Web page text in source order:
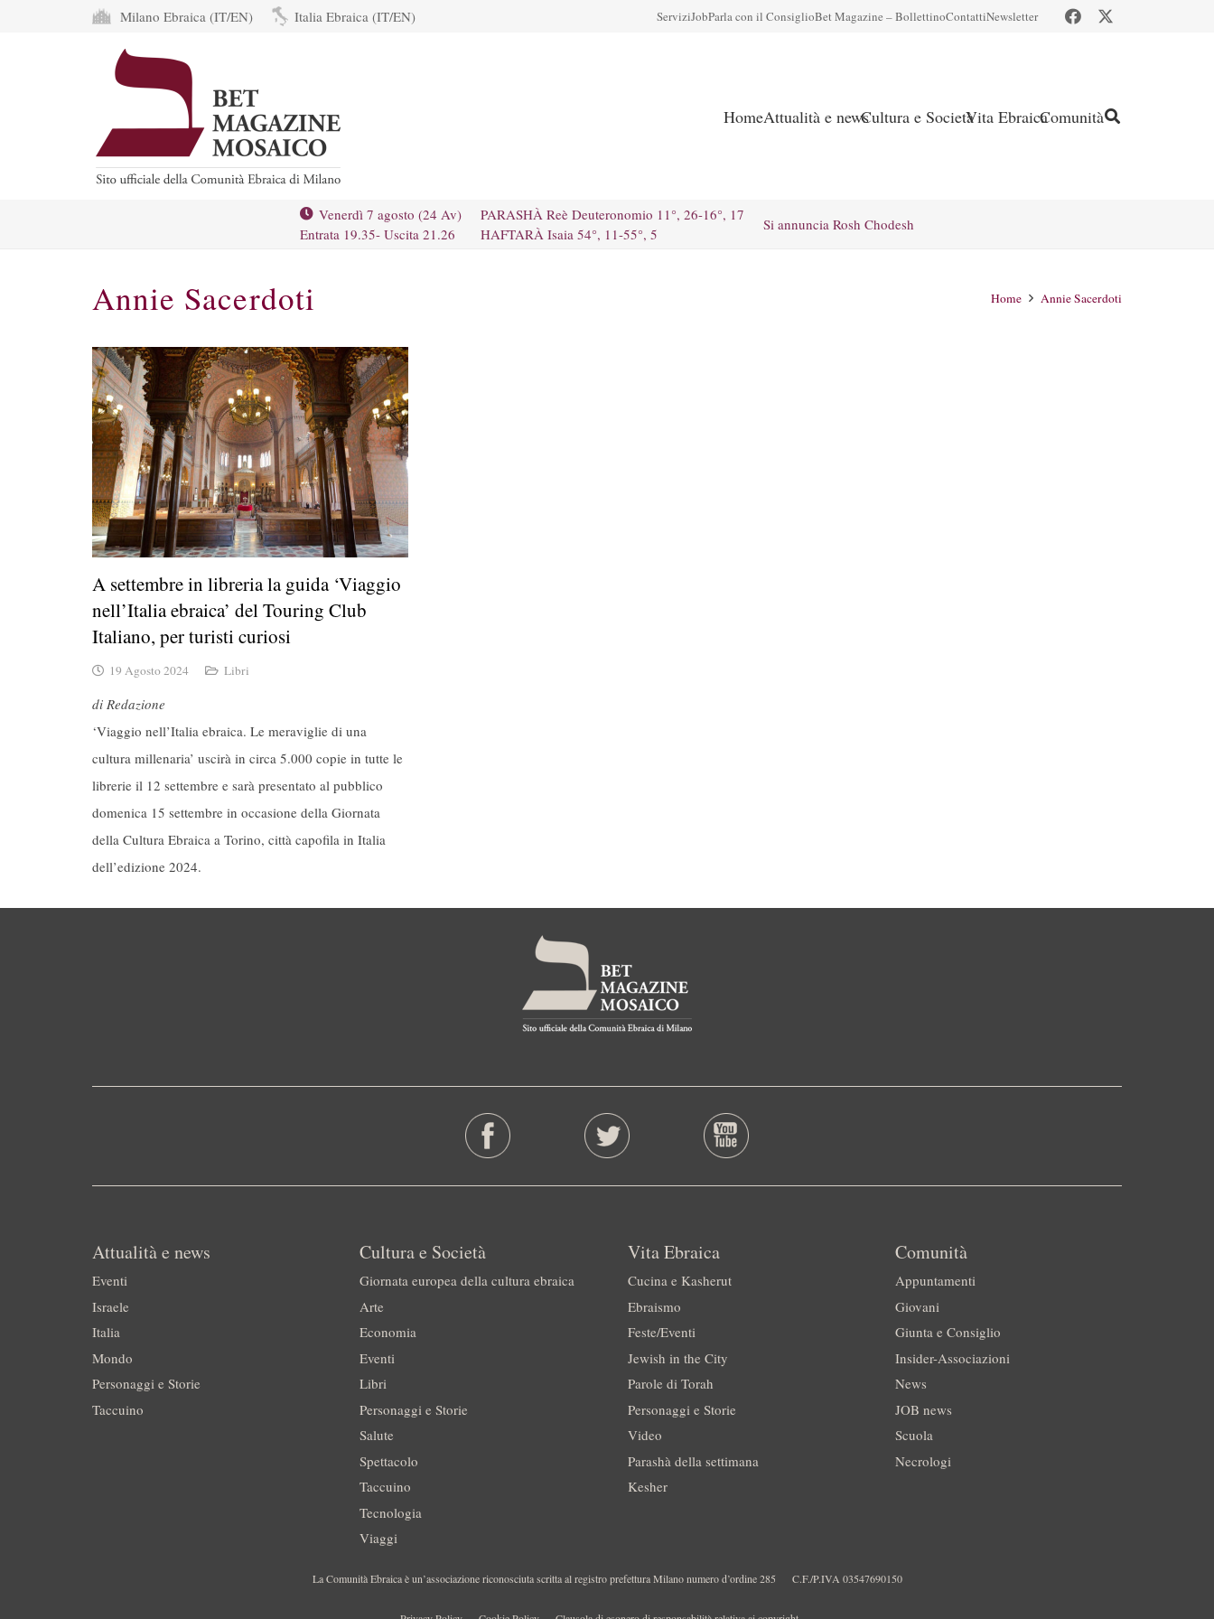
Milano Ebraica (IT/EN) Italia Ebraica (IT/EN) ServiziJobParla con il ConsiglioBet Magazine – BollettinoContattiNewsletter
HomeAttualità e newsCultura e SocietàVita EbraicaComunità
Venerdì 7 agosto (24 Av)
Entrata 19.35- Uscita 21.26
PARASHÀ Reè Deuteronomio 11°, 26-16°, 17
HAFTARÀ Isaia 54°, 11-55°, 5
Si annuncia Rosh Chodesh
Annie Sacerdoti Home Annie Sacerdoti
A settembre in libreria la guida ‘Viaggio
nell’Italia ebraica’ del Touring Club
Italiano, per turisti curiosi
19 Agosto 2024 Libri
di Redazione
‘Viaggio nell’Italia ebraica. Le meraviglie di una
cultura millenaria’ uscirà in circa 5.000 copie in tutte le
librerie il 12 settembre e sarà presentato al pubblico
domenica 15 settembre in occasione della Giornata
della Cultura Ebraica a Torino, città capofila in Italia
dell’edizione 2024.
Attualità e news
Eventi
Israele
Italia
Mondo
Personaggi e Storie
Taccuino
Cultura e Società
Giornata europea della cultura ebraica
Arte
Economia
Eventi
Libri
Personaggi e Storie
Salute
Spettacolo
Taccuino
Tecnologia
Viaggi
Vita Ebraica
Cucina e Kasherut
Ebraismo
Feste/Eventi
Jewish in the City
Parole di Torah
Personaggi e Storie
Video
Parashà della settimana
Kesher
Comunità
Appuntamenti
Giovani
Giunta e Consiglio
Insider-Associazioni
News
JOB news
Scuola
Necrologi
La Comunità Ebraica è un’associazione riconosciuta scritta al registro prefettura Milano numero d’ordine 285 C.F./P.IVA 03547690150